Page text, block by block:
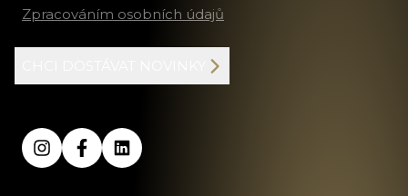
Zpracováním osobních údajů